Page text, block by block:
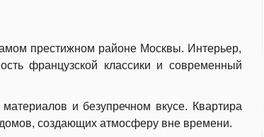
престижном районе Москвы. Интерьер,
французской классики и современный
и безупречном вкусе. Квартира
создающих атмосферу вне времени.